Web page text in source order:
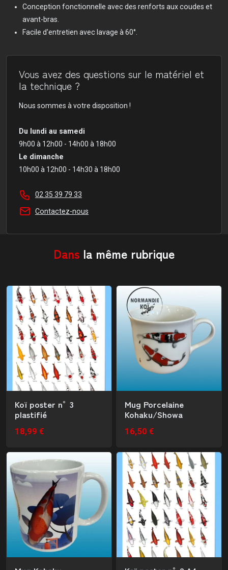
Conception fonctionnelle avec des renforts aux coudes et
avant-bras.
Facile d'entretien avec lavage à 60°.
Vous avez des questions sur le matériel et
la technique ?
Nous sommes à votre disposition !
Du lundi au samedi
9h00 à 12h00 - 14h00 à 18h00
Le dimanche
10h00 à 12h00 - 14h30 à 18h00
02 35 39 79 33
Contactez-nous
Dans la même rubrique
Koï poster n°3
plastifié
18,99 €
Mug Porcelaine
Kohaku/Showa
16,50 €